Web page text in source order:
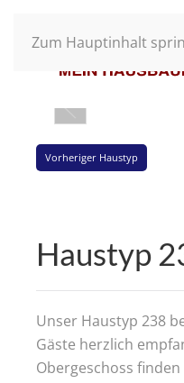
Zum Hauptinhalt
Vorheriger Haustyp
Haustyp
Unser Haustyp 238
Gäste herzlich
Obergeschoss